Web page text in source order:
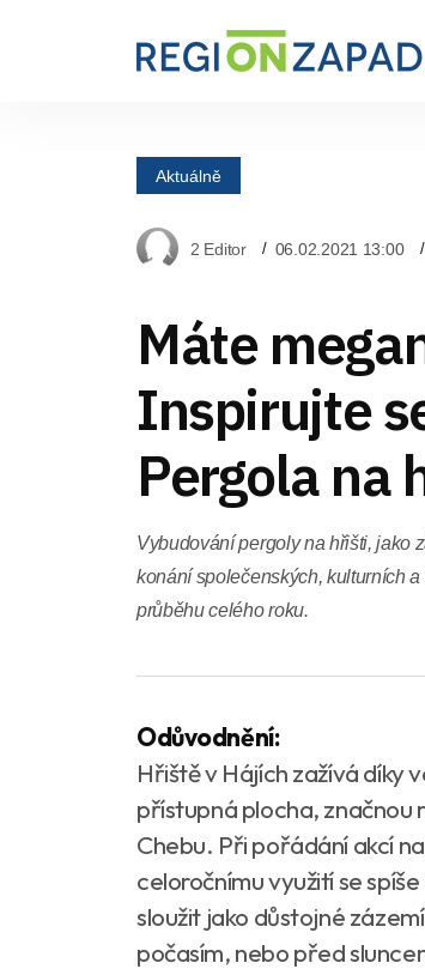
Aktuálně
2 Editor 06.02.2021 13:00
Máte
Inspirujte
Pergola na
Vybudování pergoly na hřišti, jako
konání společenských, kulturních
průběhu celého roku.
Odůvodnění:
Hřiště v Hájích zažívá díky
přístupná plocha, značnou
Chebu. Při pořádání akcí
celoročnímu využití se
sloužit jako důstojné
počasím, nebo před